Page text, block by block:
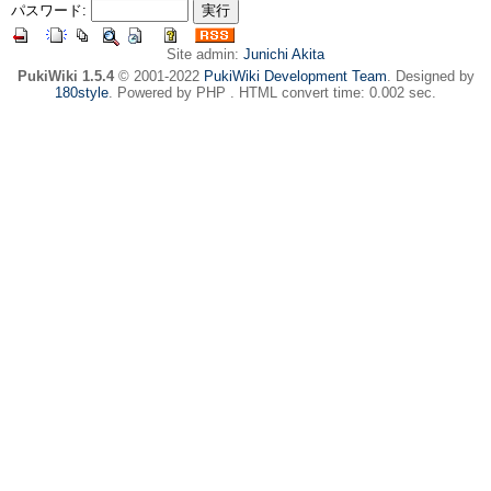
パスワード:
Site admin: Junichi Akita
PukiWiki 1.5.4© 2001-2022 PukiWiki Development Team. Designed by
180style. Powered by PHP . HTML convert time: 0.002 sec.